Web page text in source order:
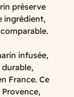
préserve
ingrédient,
infusée,
France. Ce